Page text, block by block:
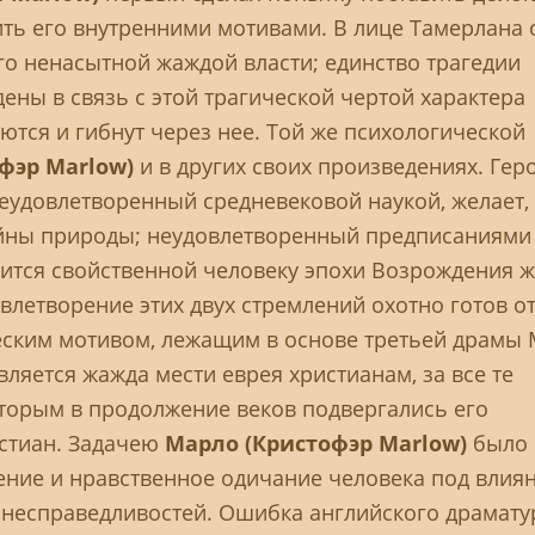
его внутренними мотивами. В лице Тамерлана
ненасытной жаждой власти; единство трагедии
в связь с этой трагической чертой характера
и гибнут через нее. Той же психологической
Marlow) и в других своих произведениях.
средневековой наукой, желает,
природы; неудовлетворенный предписаниями
свойственной человеку эпохи Возрождения
этих двух стремлений охотно готов
мотивом, лежащим в основе третьей драмы
жажда мести еврея христианам, за все те
в продолжение веков подвергались его
Задачею Марло (Кристофэр Marlow) было
и нравственное одичание человека под
Ошибка английского